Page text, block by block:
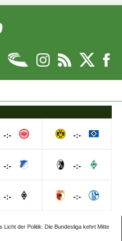
-:-
-:-
-:-
-:-
-:-
-:-
Licht der Politik: Die Bundesliga kehrt Mitte